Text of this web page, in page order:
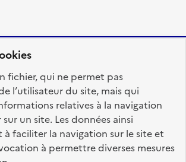
fichier, qui ne permet pas
l’utilisateur du site, mais qui
relatives à la navigation
un site. Les données ainsi
faciliter la navigation sur le site et
à permettre diverses mesures
legifrance.gouv.fr